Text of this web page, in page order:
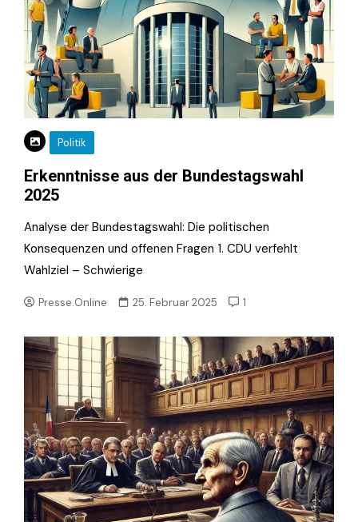
Politik
Erkenntnisse aus der Bundestagswahl
2025
Analyse der Bundestagswahl: Die politischen
Konsequenzen und offenen Fragen 1. CDU verfehlt
Wahlziel – Schwierige
Presse.Online 25. Februar 2025 1